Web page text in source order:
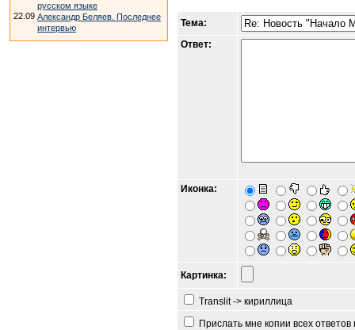
русском языке
22.09 Александр Беляев. Последнее
интервью
Тема:
Ответ:
Иконка:
Картинка:
Translit -> кириллица
Прислать мне копии всех